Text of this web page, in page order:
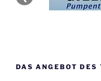
DAS ANGEBOT DES